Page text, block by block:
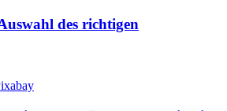
des richtigen